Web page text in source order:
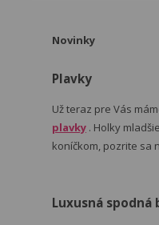
Novinky
Plavky
Už teraz pre Vás
plavky . Holky
koníčkom, pozrite sa
Luxusná spodná